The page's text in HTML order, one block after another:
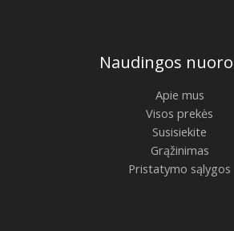
Naudingos
Apie mus
Visos prekės
Susisiekite
Grąžinimas
Pristatymo sąlygos